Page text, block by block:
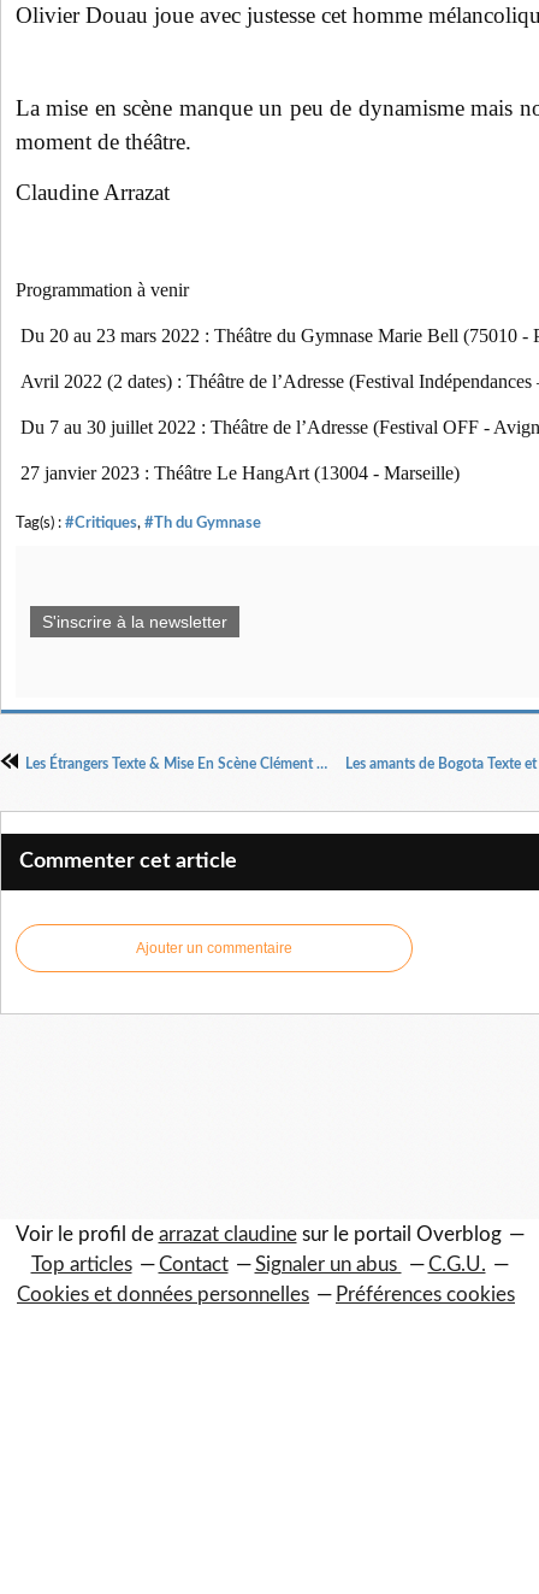
Olivier Douau joue avec justesse cet homme
La mise en scène manque un peu de dynamisme mais
moment de théâtre.
Claudine Arrazat
Programmation à venir
Du 20 au 23 mars 2022 : Théâtre du Gymnase Marie Bell (75010 -
Avril 2022 (2 dates) : Théâtre de l’Adresse (Festival
Du 7 au 30 juillet 2022 : Théâtre de l’Adresse (Festival OFF -
27 janvier 2023 : Théâtre Le HangArt (13004 - Marseille)
Tag(s) : #Critiques, #Th du Gymnase
S'inscrire à la newsletter
Les Étrangers Texte & Mise En Scène Clément Bondu
Commenter cet article
Ajouter un commentaire
Voir le profil de arrazat claudinesur le portail Overblog
Top articles
Contact Signaler un abus
C.G.U.
Cookies et données personnelles
Préférences cookies